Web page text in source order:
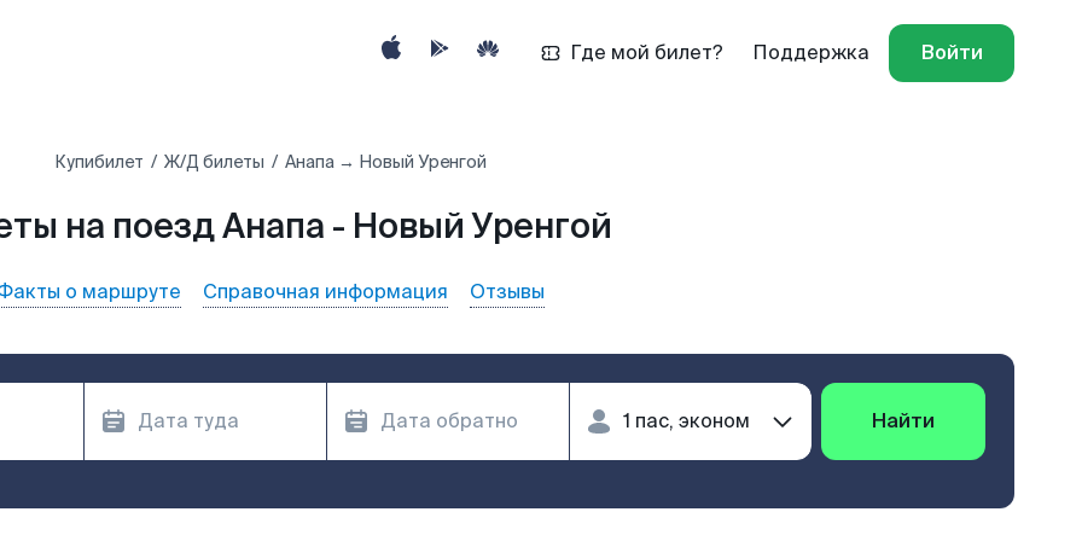
Где мой билет? Поддержка Войти
Купибилет Ж/Д билеты Анапа → Новый Уренгой
на поезд Анапа - Новый Уренгой
о маршруте Справочная информация Отзывы
Найти